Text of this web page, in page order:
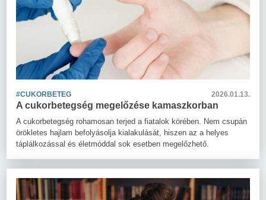
#CUKORBETEG 2026.01.13.
A cukorbetegség megelőzése kamaszkorban
A cukorbetegség rohamosan terjed a fiatalok körében. Nem csupán
örökletes hajlam befolyásolja kialakulását, hiszen az a helyes
táplálkozással és életmóddal sok esetben megelőzhető.